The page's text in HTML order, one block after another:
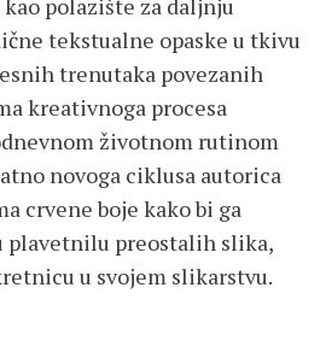
polazište za daljnju
tekstualne opaske u tkivu
trenutaka povezanih
kreativnoga procesa
životnom rutinom
novoga ciklusa autorica
crvene boje kako bi ga
plavetnilu preostalih slika,
u svojem slikarstvu.